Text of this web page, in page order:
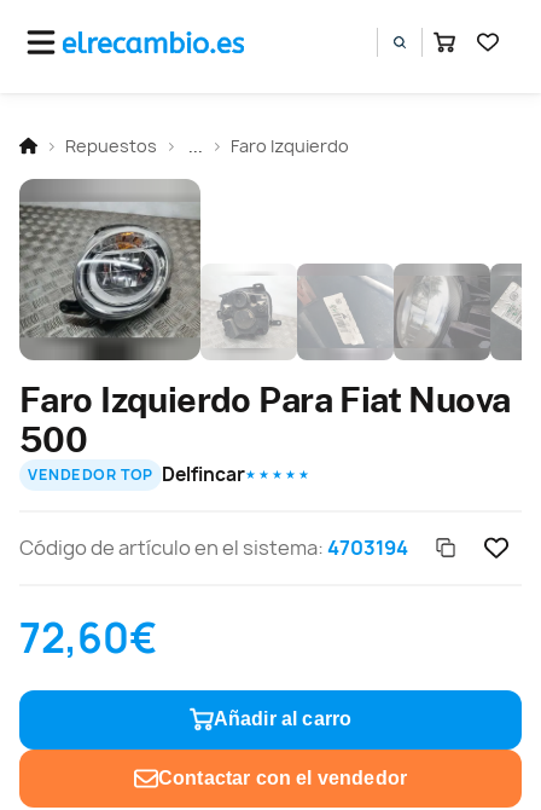
Repuestos Faro Izquierdo
Faro Izquierdo Para Fiat Nuova
500
VENDEDOR TOP Delfincar★ ★ ★ ★ ★
Código de artículo en el sistema:4703194
72,60€
Añadir al carro
Contactar con el vendedor